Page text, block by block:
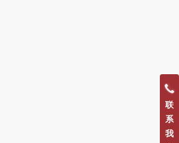
联
系
我